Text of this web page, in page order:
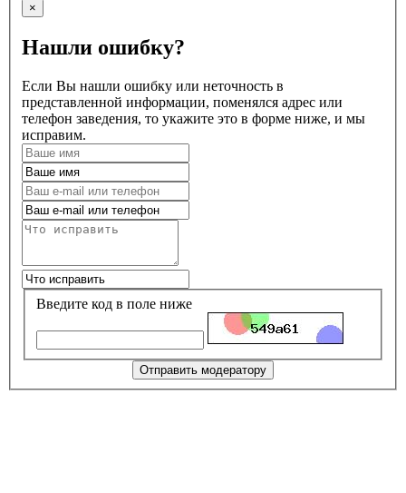
×
Нашли ошибку?
Если Вы нашли ошибку или неточность в
представленной информации, поменялся адрес или
телефон заведения, то укажите это в форме ниже, и мы
исправим.
Введите код в поле ниже
Отправить модератору